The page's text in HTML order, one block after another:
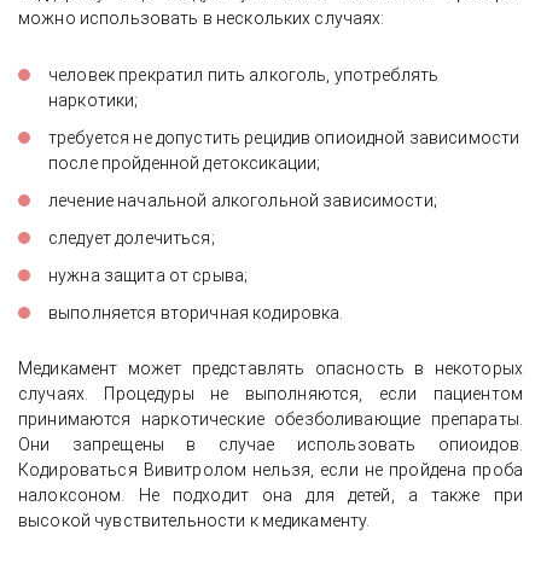
можно использовать в нескольких случаях:
человек прекратил пить алкоголь, употреблять
наркотики;
требуется не допустить рецидив опиоидной зависимости
после пройденной детоксикации;
лечение начальной алкогольной зависимости;
следует долечиться;
нужна защита от срыва;
выполняется вторичная кодировка.
Медикамент может представлять опасность в некоторых
случаях. Процедуры не выполняются, если пациентом
принимаются наркотические обезболивающие препараты.
Они запрещены в случае использовать опиоидов.
Кодироваться Вивитролом нельзя, если не пройдена проба
налоксоном. Не подходит она для детей, а также при
высокой чувствительности к медикаменту.